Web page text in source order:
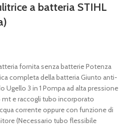
a batteria STIHL
fornita senza batterie Potenza
completa della batteria Giunto anti-
Ugello 3 in 1 Pompa ad alta pressione
e raccogli tubo incorporato
corrente oppure con funzione di
(Necessario tubo flessibile